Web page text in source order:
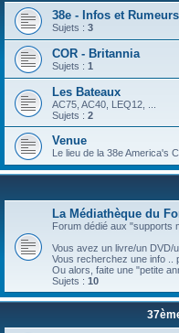
38e - Infos et Rumeurs
Sujets : 3
COR - Britannia
Sujets : 1
Les Bateaux
AC75, AC40, LEQ12, ...
Sujets : 2
Venue
Le lieu de la 38e America's
La Médiathèque du
Forum dédié aux "supports
Vous avez un livre/un DVD/
Vous recherchez une info ..
Ou alors, faite une "petite
Sujets : 10